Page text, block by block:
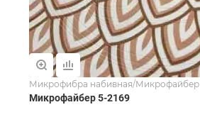
Микрофибра набивная/Микрофайбер
Микрофайбер 5-2169